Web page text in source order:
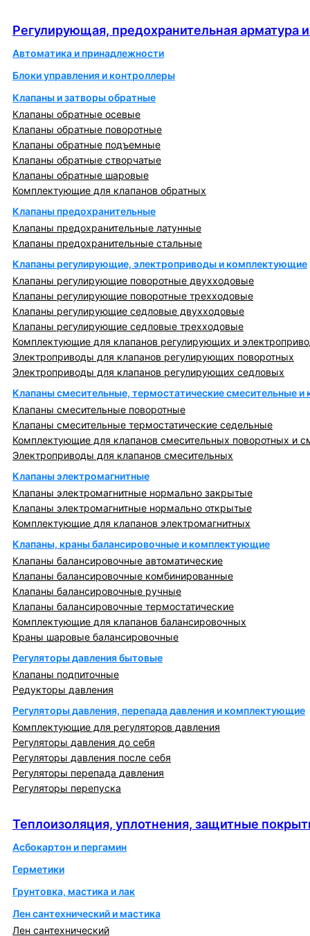
Регулирующая, предохранительная арматура
Автоматика и принадлежности
Блоки управления и контроллеры
Клапаны и затворы обратные
Клапаны обратные осевые
Клапаны обратные поворотные
Клапаны обратные подъемные
Клапаны обратные створчатые
Клапаны обратные шаровые
Комплектующие для клапанов обратных
Клапаны предохранительные
Клапаны предохранительные латунные
Клапаны предохранительные стальные
Клапаны регулирующие, электроприводы и комплектующие
Клапаны регулирующие поворотные двухходовые
Клапаны регулирующие поворотные трехходовые
Клапаны регулирующие седловые двухходовые
Клапаны регулирующие седловые трехходовые
Комплектующие для клапанов регулирующих и
Электроприводы для клапанов регулирующих поворотных
Электроприводы для клапанов регулирующих седловых
Клапаны смесительные, термостатические смесительные
Клапаны смесительные поворотные
Клапаны смесительные термостатические седельные
Комплектующие для клапанов смесительных поворотных и
Электроприводы для клапанов смесительных
Клапаны электромагнитные
Клапаны электромагнитные нормально закрытые
Клапаны электромагнитные нормально открытые
Комплектующие для клапанов электромагнитных
Клапаны, краны балансировочные и комплектующие
Клапаны балансировочные автоматические
Клапаны балансировочные комбинированные
Клапаны балансировочные ручные
Клапаны балансировочные термостатические
Комплектующие для клапанов балансировочных
Краны шаровые балансировочные
Регуляторы давления бытовые
Клапаны подпиточные
Редукторы давления
Регуляторы давления, перепада давления и комплектующие
Комплектующие для регуляторов давления
Регуляторы давления до себя
Регуляторы давления после себя
Регуляторы перепада давления
Регуляторы перепуска
Теплоизоляция, уплотнения, защитные
Асбокартон и пергамин
Герметики
Грунтовка, мастика и лак
Лен сантехнический и мастика
Лен сантехнический